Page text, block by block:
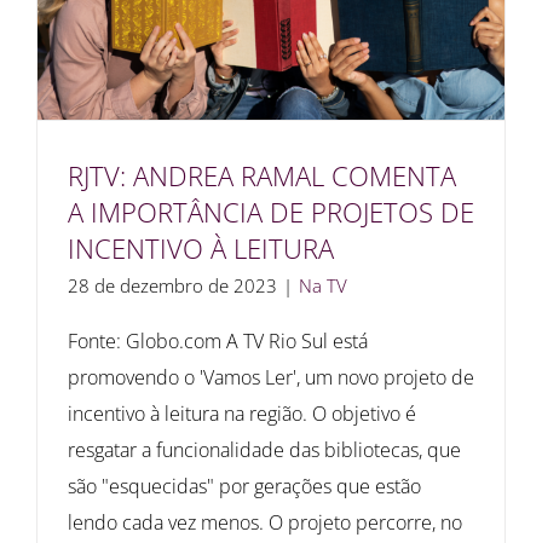
RJTV: ANDREA RAMAL COMENTA
A IMPORTÂNCIA DE PROJETOS DE
INCENTIVO À LEITURA
28 de dezembro de 2023 | Na TV
Fonte: Globo.com A TV Rio Sul está
promovendo o 'Vamos Ler', um novo projeto de
incentivo à leitura na região. O objetivo é
resgatar a funcionalidade das bibliotecas, que
são "esquecidas" por gerações que estão
lendo cada vez menos. O projeto percorre, no